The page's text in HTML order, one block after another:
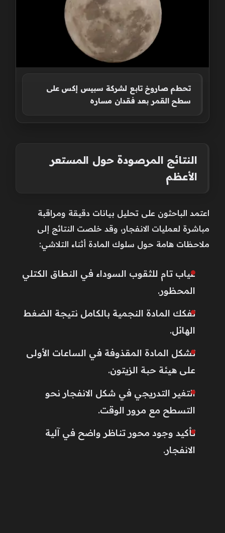
تحطم صاروخ تابع لشركة سبيس إكس على
سطح القمر بعد فقدان مساره
النتائج المرصودة حول المستعر
الأعظم
اعتمد الباحثون على تحليل بيانات دقيقة ومراقبة
مباشرة لعمليات الانفجار، وقد خلصت النتائج إلى
ملاحظات هامة حول سلوك المادة أثناء التلاشي:
غياب تام للثقوب السوداء في النطاق الكتلي
المحظور.
تفكك المادة النجمية بالكامل نتيجة الضغط
الهائل.
تشكل المادة المقذوفة في الساعات الأولى
على هيئة حبة الزيتون.
التغير التدريجي في شكل الانفجار نحو
التسطح مع مرور الوقت.
تأكيد وجود محور تناظر واضح في آلية
الانفجار.